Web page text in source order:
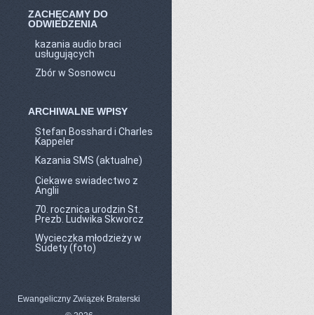
ZACHĘCAMY DO
ODWIEDZENIA
kazania audio braci
usługujących
Zbór w Sosnowcu
ARCHIWALNE WPISY
Stefan Bosshard i Charles
Kappeler
Kazania SMS (aktualne)
Ciekawe swiadectwo z
Anglii
70. rocznica urodzin St.
Prezb. Ludwika Skworcz
Wycieczka młodzieży w
Sudety (foto)
Ewangeliczny Związek Braterski